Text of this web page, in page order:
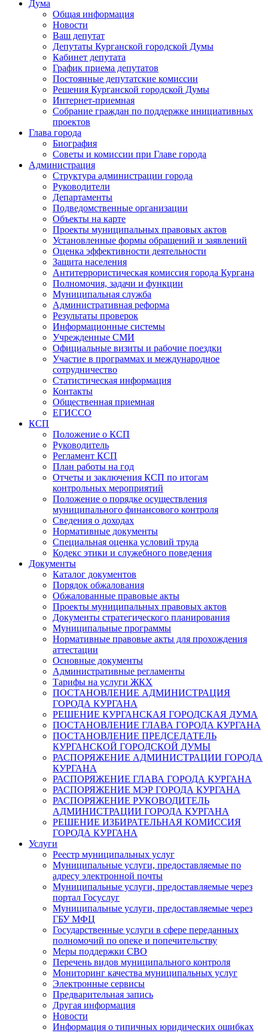
Дума
Общая информация
Новости
Ваш депутат
Депутаты Курганской городской Думы
Кабинет депутата
График приема депутатов
Постоянные депутатские комиссии
Решения Курганской городской Думы
Интернет-приемная
Собрание граждан по поддержке инициативных
проектов
Глава города
Биография
Советы и комиссии при Главе города
Администрация
Структура администрации города
Руководители
Департаменты
Подведомственные организации
Объекты на карте
Проекты муниципальных правовых актов
Установленные формы обращений и заявлений
Оценка эффективности деятельности
Защита населения
Антитеррористическая комиссия города Кургана
Полномочия, задачи и функции
Муниципальная служба
Административная реформа
Результаты проверок
Информационные системы
Учрежденные СМИ
Официальные визиты и рабочие поездки
Участие в программах и международное
сотрудничество
Статистическая информация
Контакты
Общественная приемная
ЕГИССО
КСП
Положение о КСП
Руководитель
Регламент КСП
План работы на год
Отчеты и заключения КСП по итогам
контрольных мероприятий
Положение о порядке осуществления
муниципального финансового контроля
Сведения о доходах
Нормативные документы
Специальная оценка условий труда
Кодекс этики и служебного поведения
Документы
Каталог документов
Порядок обжалования
Обжалованные правовые акты
Проекты муниципальных правовых актов
Документы стратегического планирования
Муниципальные программы
Нормативные правовые акты для прохождения
аттестации
Основные документы
Административные регламенты
Тарифы на услуги ЖКХ
ПОСТАНОВЛЕНИЕ АДМИНИСТРАЦИЯ
ГОРОДА КУРГАНА
РЕШЕНИЕ КУРГАНСКАЯ ГОРОДСКАЯ ДУМА
ПОСТАНОВЛЕНИЕ ГЛАВА ГОРОДА КУРГАНА
ПОСТАНОВЛЕНИЕ ПРЕДСЕДАТЕЛЬ
КУРГАНСКОЙ ГОРОДСКОЙ ДУМЫ
РАСПОРЯЖЕНИЕ АДМИНИСТРАЦИИ ГОРОДА
КУРГАНА
РАСПОРЯЖЕНИЕ ГЛАВА ГОРОДА КУРГАНА
РАСПОРЯЖЕНИЕ МЭР ГОРОДА КУРГАНА
РАСПОРЯЖЕНИЕ РУКОВОДИТЕЛЬ
АДМИНИСТРАЦИИ ГОРОДА КУРГАНА
РЕШЕНИЕ ИЗБИРАТЕЛЬНАЯ КОМИССИЯ
ГОРОДА КУРГАНА
Услуги
Реестр муниципальных услуг
Муниципальные услуги, предоставляемые по
адресу электронной почты
Муниципальные услуги, предоставляемые через
портал Госуслуг
Муниципальные услуги, предоставляемые через
ГБУ МФЦ
Государственные услуги в сфере переданных
полномочий по опеке и попечительству
Меры поддержки СВО
Перечень видов муниципального контроля
Мониторинг качества муниципальных услуг
Электронные сервисы
Предварительная запись
Другая информация
Новости
Информация о типичных юридических ошибках